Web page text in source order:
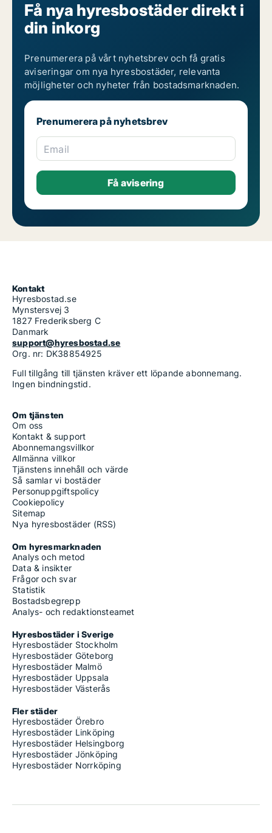
Få nya hyresbostäder direkt i
din inkorg
Prenumerera på vårt nyhetsbrev och få gratis
aviseringar om nya hyresbostäder, relevanta
möjligheter och nyheter från bostadsmarknaden.
Prenumerera på nyhetsbrev
Email
Kontakt
Hyresbostad.se
Mynstersvej 3
1827 Frederiksberg C
Danmark
support@hyresbostad.se
Org. nr: DK38854925
Full tillgång till tjänsten kräver ett löpande abonnemang.
Ingen bindningstid.
Om tjänsten
Om oss
Kontakt & support
Abonnemangsvillkor
Allmänna villkor
Tjänstens innehåll och värde
Så samlar vi bostäder
Personuppgiftspolicy
Cookiepolicy
Sitemap
Nya hyresbostäder (RSS)
Om hyresmarknaden
Analys och metod
Data & insikter
Frågor och svar
Statistik
Bostadsbegrepp
Analys- och redaktionsteamet
Hyresbostäder i Sverige
Hyresbostäder Stockholm
Hyresbostäder Göteborg
Hyresbostäder Malmö
Hyresbostäder Uppsala
Hyresbostäder Västerås
Fler städer
Hyresbostäder Örebro
Hyresbostäder Linköping
Hyresbostäder Helsingborg
Hyresbostäder Jönköping
Hyresbostäder Norrköping